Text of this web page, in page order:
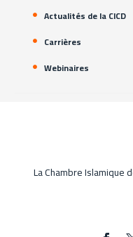
Actualités de la CICD
Carrières
Webinaires
La Chambre Islamique